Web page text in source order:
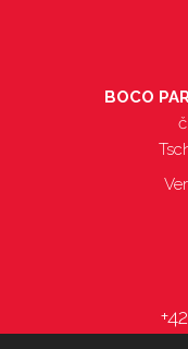
BOCO